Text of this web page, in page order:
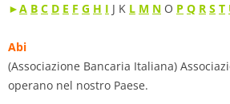
►A B C D E F G H I J K L M N O P Q R S T
Abi
(Associazione Bancaria Italiana)
operano nel nostro Paese.